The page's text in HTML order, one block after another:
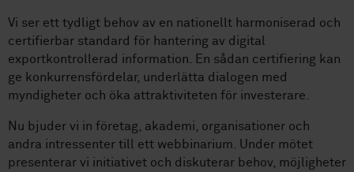
Vi ser ett tydligt behov av en nationellt harmoniserad och
certifierbar standard för hantering av digital
exportkontrollerad information. En sådan certifiering kan
ge konkurrensfördelar, underlätta dialogen med
myndigheter och öka attraktiviteten för investerare.
Nu bjuder vi in företag, akademi, organisationer och
andra intressenter till ett webbinarium. Under mötet
presenterar vi initiativet och diskuterar behov, möjligheter